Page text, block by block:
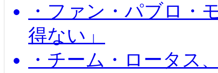
・ファン・パブロ・
得ない」
・チーム・ロータス